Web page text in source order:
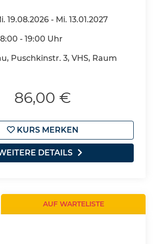
19.08.2026 - Mi. 13.01.2027
- 19:00 Uhr
Puschkinstr. 3, VHS, Raum
86,00 €
KURS MERKEN
DETAILS
AUF WARTELISTE